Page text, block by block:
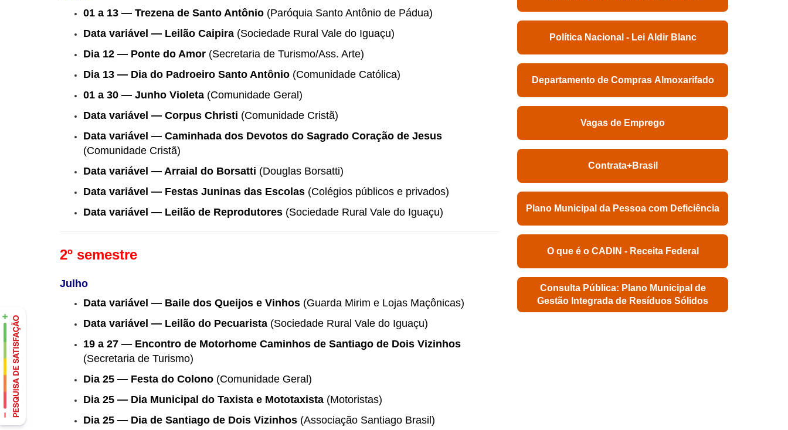
01 a 13 — Trezena de Santo Antônio (Paróquia Santo Antônio de Pádua)
Data variável — Leilão Caipira (Sociedade Rural Vale do Iguaçu)
Dia 12 — Ponte do Amor (Secretaria de Turismo/Ass. Arte)
Dia 13 — Dia do Padroeiro Santo Antônio (Comunidade Católica)
01 a 30 — Junho Violeta (Comunidade Geral)
Data variável — Corpus Christi (Comunidade Cristã)
Data variável — Caminhada dos Devotos do Sagrado Coração de Jesus
(Comunidade Cristã)
Data variável — Arraial do Borsatti (Douglas Borsatti)
Data variável — Festas Juninas das Escolas (Colégios públicos e privados)
Data variável — Leilão de Reprodutores (Sociedade Rural Vale do Iguaçu)
2º semestre
Julho
Data variável — Baile dos Queijos e Vinhos (Guarda Mirim e Lojas Maçônicas)
Data variável — Leilão do Pecuarista (Sociedade Rural Vale do Iguaçu)
19 a 27 — Encontro de Motorhome Caminhos de Santiago de Dois Vizinhos
(Secretaria de Turismo)
Dia 25 — Festa do Colono (Comunidade Geral)
Dia 25 — Dia Municipal do Taxista e Mototaxista (Motoristas)
Dia 25 — Dia de Santiago de Dois Vizinhos (Associação Santiago Brasil)
Política Nacional - Lei Aldir Blanc
Departamento de Compras Almoxarifado
Vagas de Emprego
Contrata+Brasil
Plano Municipal da Pessoa com Deficiência
O que é o CADIN - Receita Federal
Consulta Pública: Plano Municipal de
Gestão Integrada de Resíduos Sólidos